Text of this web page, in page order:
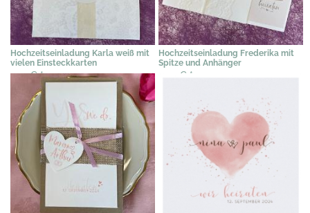
Hochzeitseinladung Karla weiß mit
vielen Einsteckkarten
2,19 €*
Hochzeitseinladung Frederika mit
Spitze und Anhänger
2,39 € *